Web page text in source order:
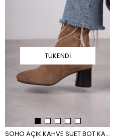
TÜKENDI
SOHO AÇIK KAHVE SÜET BOT KAHVE